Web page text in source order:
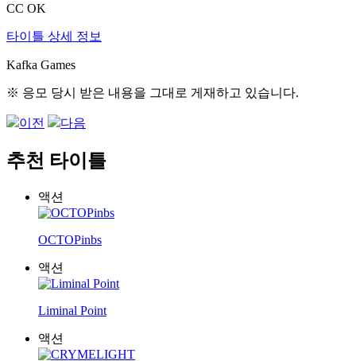
CC OK
타이틀 상세 정보
Kafka Games
※ 응모 당시 받은 내용을 그대로 게재하고 있습니다.
이전 다음
추천 타이틀
액션
OCTOPinbs
액션
Liminal Point
액션